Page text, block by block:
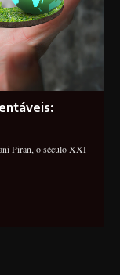
Piran, o século XXI